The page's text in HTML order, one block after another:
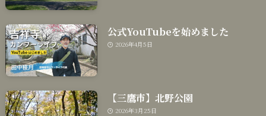
公式YouTubeを始めました
2026年4月5日
【三鷹市】北野公園
2026年3月25日